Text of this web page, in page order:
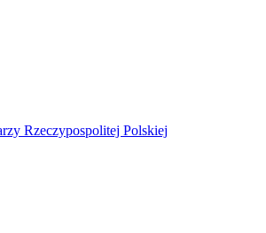
Rzeczypospolitej Polskiej